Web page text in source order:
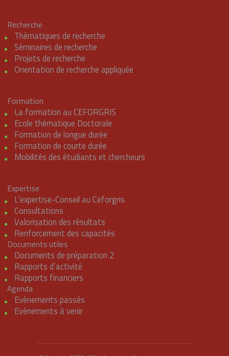
Recherche
Thématiques de recherche
Séminaires de recherche
Projets de recherche
Orientation de recherche appliquée
Formation
La formation au CEFORGRIS
Ecole thématique Doctorale
Formation de longue durée
Formation de courte durée
Mobilités des étudiants et chercheurs
Expertise
L’expertise-Conseil au Ceforgris
Consultations
Valorisation des résultats
Renforcement des capacités
Documents utiles
Documents de préparation 2
Rapports d’activité
Rapports financiers
Agenda
Evènements passés
Evènements à venir